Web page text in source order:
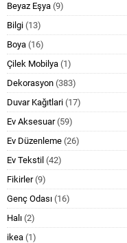
Beyaz Eşya (9)
Bilgi (13)
Boya (16)
Çilek Mobilya (1)
Dekorasyon (383)
Duvar Kağıtlari (17)
Ev Aksesuar(59)
Ev Düzenleme (26)
Ev Tekstil (42)
Fikirler(9)
Genç Odası (16)
Halı (2)
ikea (1)